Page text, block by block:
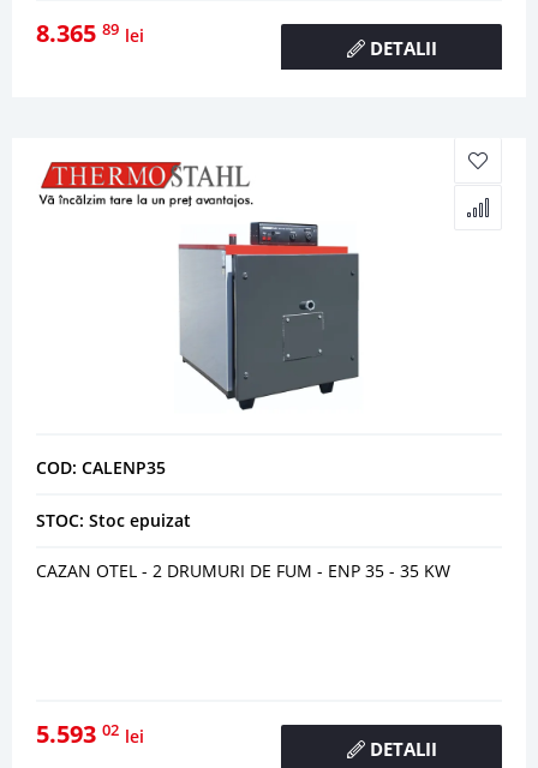
8.365 89 lei
DETALII
COD: CALENP35
STOC: Stoc epuizat
CAZAN OTEL - 2 DRUMURI DE FUM - ENP 35 - 35 KW
5.593 02 lei
DETALII